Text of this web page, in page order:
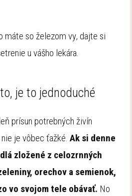
máte so železom vy, dajte si
u vášho lekára.
je to jednoduché
prísun potrebných živín
je vôbec ťažké.Ak si denne
zložené z celozrnných
orechov a semienok,
vo svojom tele obávať. No